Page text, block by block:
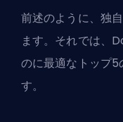
前述のように、独
ます。それでは、
のに最適なトップ5
す。